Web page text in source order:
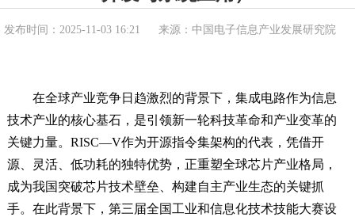
发布时间：2025-11-03 16:21 来源：中国电子信息产业发展研究院
在全球产业竞争日趋激烈的背景下，集成电路作为信息
技术产业的核心基石，是引领新一轮科技革命和产业变革的
关键力量。RISC—V作为开源指令集架构的代表，凭借开
源、灵活、低功耗的独特优势，正重塑全球芯片产业格局，
成为我国突破芯片技术壁垒、构建自主产业生态的关键抓
手。在此背景下，第三届全国工业和信息化技术技能大赛设